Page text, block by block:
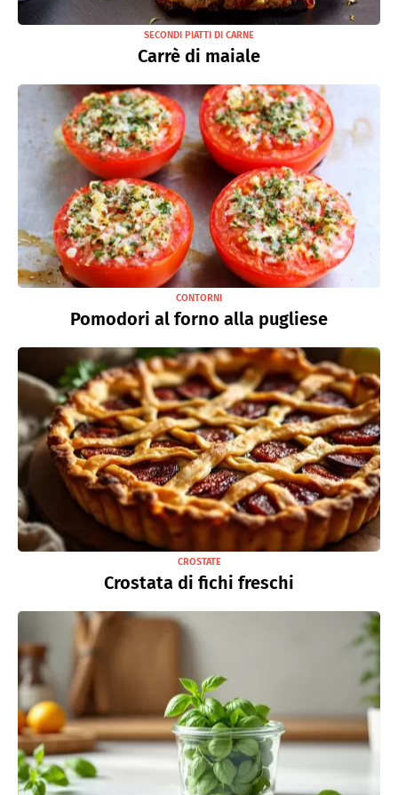
SECONDI PIATTI DI CARNE
Carrè di maiale
CONTORNI
Pomodori al forno alla pugliese
CROSTATE
Crostata di fichi freschi